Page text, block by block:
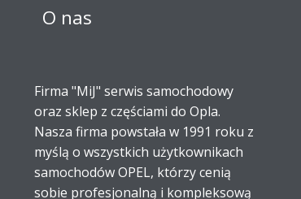
O nas
Firma "MiJ" serwis samochodowy
oraz sklep z częściami do Opla.
Nasza firma powstała w 1991 roku z
myślą o wszystkich użytkownikach
samochodów OPEL, którzy cenią
sobie profesjonalną i kompleksową